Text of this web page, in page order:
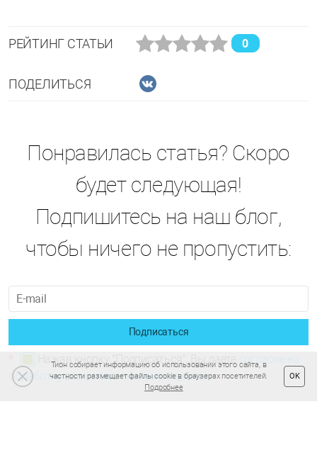
РЕЙТИНГ СТАТЬИ 0
ПОДЕЛИТЬСЯ
Понравилась статья? Скоро
будет следующая!
Подпишитесь на наш блог,
чтобы ничего не пропустить:
Подписаться
Нажав кнопку "Подписаться", Вы даете
согласие на
обработку своих персональных данных
Тион собирает информацию об использовании этого сайта, в
частности размещает файлы cookie в браузерах посетителей.
Подробнее
OK